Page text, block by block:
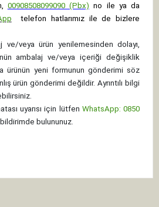
00908508099090 (Pbx) no ile ya da
telefon hatlarımız ile de bizlere
ve/veya ürün yenilemesinden dolayı,
ambalaj ve/veya içeriği değişiklik
ürünün yeni formunun gönderimi söz
ürün gönderimi değildir. Ayrıntılı bilgi
uyarısı için lütfen WhatsApp: 0850
bildirimde bulununuz.